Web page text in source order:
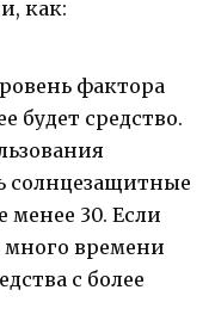
как:
фактора
будет средство.
солнцезащитные
менее 30. Если
много времени
с более